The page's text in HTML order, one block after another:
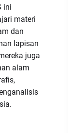
ini
materi
dan
lapisan
juga
alam